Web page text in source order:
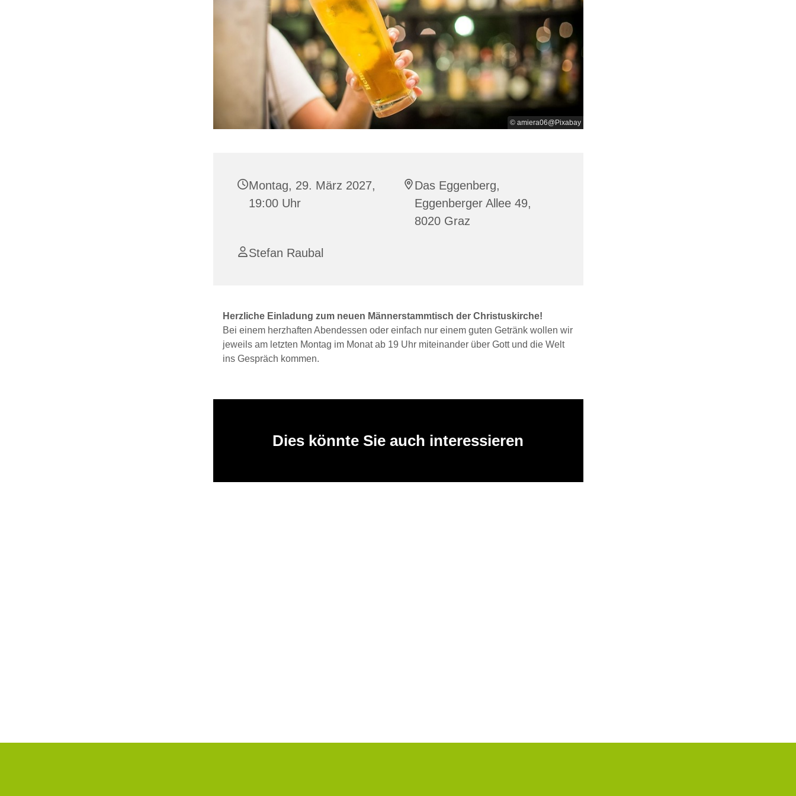
© amiera06@Pixabay
Montag, 29. März 2027,
19:00 Uhr
Das Eggenberg,
Eggenberger Allee 49,
8020 Graz
Stefan Raubal
Herzliche Einladung zum neuen Männerstammtisch der Christuskirche!
Bei einem herzhaften Abendessen oder einfach nur einem guten Getränk wollen wir
jeweils am letzten Montag im Monat ab 19 Uhr miteinander über Gott und die Welt
ins Gespräch kommen.
Dies könnte Sie auch interessieren